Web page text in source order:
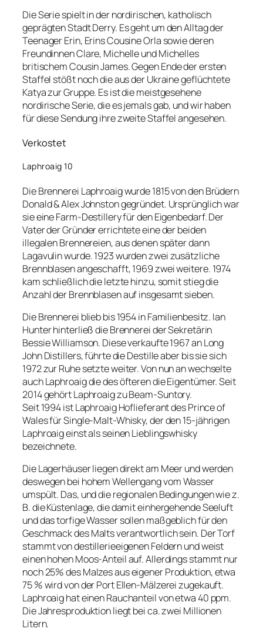
Die Serie spielt in der nordirischen, katholisch
geprägten Stadt Derry. Es geht um den Alltag der
Teenager Erin, Erins Cousine Orla sowie deren
Freundinnen Clare, Michelle und Michelles
britischem Cousin James. Gegen Ende der ersten
Staffel stößt noch die aus der Ukraine geflüchtete
Katya zur Gruppe. Es ist die meistgesehene
nordirische Serie, die es jemals gab, und wir haben
für diese Sendung ihre zweite Staffel angesehen.
Verkostet
Laphroaig 10
Die Brennerei Laphroaig wurde 1815 von den Brüdern
Donald & Alex Johnston gegründet. Ursprünglich war
sie eine Farm-Destillery für den Eigenbedarf. Der
Vater der Gründer errichtete eine der beiden
illegalen Brennereien, aus denen später dann
Lagavulin wurde. 1923 wurden zwei zusätzliche
Brennblasen angeschafft, 1969 zwei weitere. 1974
kam schließlich die letzte hinzu, somit stieg die
Anzahl der Brennblasen auf insgesamt sieben.
Die Brennerei blieb bis 1954 in Familienbesitz. Ian
Hunter hinterließ die Brennerei der Sekretärin
Bessie Williamson. Diese verkaufte 1967 an Long
John Distillers, führte die Destille aber bis sie sich
1972 zur Ruhe setzte weiter. Von nun an wechselte
auch Laphroaig die des öfteren die Eigentümer. Seit
2014 gehört Laphroaig zu Beam-Suntory.
Seit 1994 ist Laphroaig Hoflieferant des Prince of
Wales für Single-Malt-Whisky, der den 15-jährigen
Laphroaig einst als seinen Lieblingswhisky
bezeichnete.
Die Lagerhäuser liegen direkt am Meer und werden
deswegen bei hohem Wellengang vom Wasser
umspült. Das, und die regionalen Bedingungen wie z.
B. die Küstenlage, die damit einhergehende Seeluft
und das torfige Wasser sollen maßgeblich für den
Geschmack des Malts verantwortlich sein. Der Torf
stammt von destillerieeigenen Feldern und weist
einen hohen Moos-Anteil auf. Allerdings stammt nur
noch 25% des Malzes aus eigener Produktion, etwa
75 % wird von der Port Ellen-Mälzerei zugekauft.
Laphroaig hat einen Rauchanteil von etwa 40 ppm.
Die Jahresproduktion liegt bei ca. zwei Millionen
Litern.